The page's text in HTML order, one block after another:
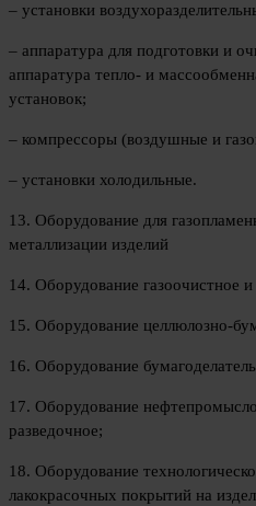
– установки
– аппаратура для подготовки и
аппаратура тепло- и
установок;
– компрессоры (воздушные и
– установки холодильные.
13. Оборудование для
металлизации изделий
14. Оборудование газоочистное
15. Оборудование целлюлозно-
16. Оборудование
17. Оборудование
разведочное;
18. Оборудование
лакокрасочных покрытий на